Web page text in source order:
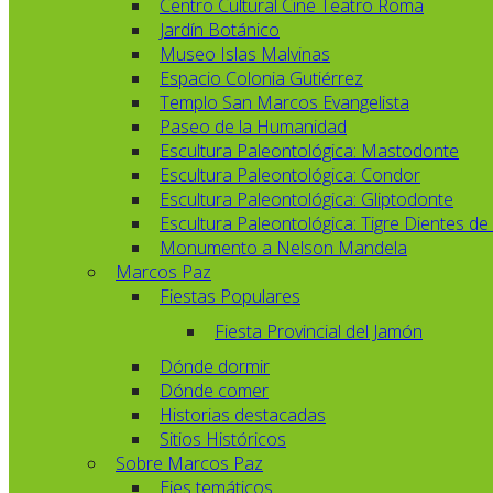
Centro Cultural Cine Teatro Roma
Jardín Botánico
Museo Islas Malvinas
Espacio Colonia Gutiérrez
Templo San Marcos Evangelista
Paseo de la Humanidad
Escultura Paleontológica: Mastodonte
Escultura Paleontológica: Condor
Escultura Paleontológica: Gliptodonte
Escultura Paleontológica: Tigre Dientes de
Monumento a Nelson Mandela
Marcos Paz
Fiestas Populares
Fiesta Provincial del Jamón
Dónde dormir
Dónde comer
Historias destacadas
Sitios Históricos
Sobre Marcos Paz
Ejes temáticos